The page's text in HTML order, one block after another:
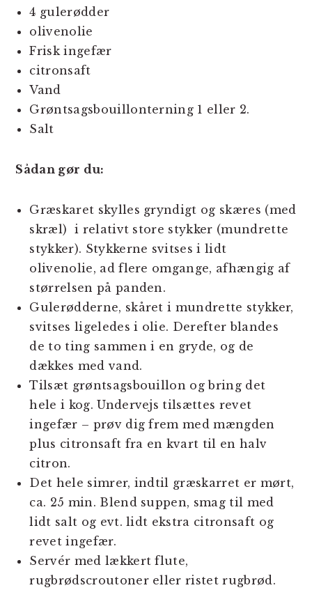
4 gulerødder
olivenolie
Frisk ingefær
citronsaft
Vand
Grøntsagsbouillonterning 1 eller 2.
Salt
Sådan gør du:
Græskaret skylles gryndigt og skæres (med
skræl) i relativt store stykker (mundrette
stykker). Stykkerne svitses i lidt
olivenolie, ad flere omgange, afhængig af
størrelsen på panden.
Gulerødderne, skåret i mundrette stykker,
svitses ligeledes i olie. Derefter blandes
de to ting sammen i en gryde, og de
dækkes med vand.
Tilsæt grøntsagsbouillon og bring det
hele i kog. Undervejs tilsættes revet
ingefær – prøv dig frem med mængden
plus citronsaft fra en kvart til en halv
citron.
Det hele simrer, indtil græskarret er mørt,
ca. 25 min. Blend suppen, smag til med
lidt salt og evt. lidt ekstra citronsaft og
revet ingefær.
Servér med lækkert flute,
rugbrødscroutoner eller ristet rugbrød.